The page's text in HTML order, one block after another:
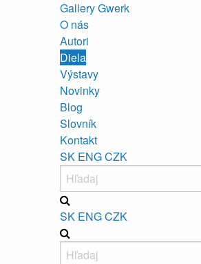
Gallery Gwerk
O nás
Autori
Diela
Výstavy
Novinky
Blog
Slovník
Kontakt
SK ENGCZK
SK ENGCZK